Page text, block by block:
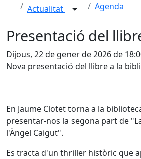
Actualitat Agenda
Presentació del
Dijous, 22 de gener de 2026 de
Nova presentació del llibre a la
En Jaume Clotet torna a la
presentar-nos la segona part de
l'Àngel Caigut".
Es tracta d'un thriller històric que